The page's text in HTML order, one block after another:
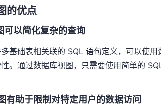
的优点
可以简化复杂的查询
基础表相关联的 SQL 语句定义，可以使
。通过数据库视图，只需要使用简单的
有助于限制对特定用户的数据访问